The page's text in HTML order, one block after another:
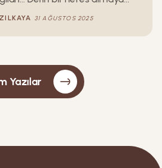
bitiyor. Birçoğumuz gece
başka yerlere dağılmıştı.
anın farkında olmak,
31 AĞUSTOS 2025
Yazılar